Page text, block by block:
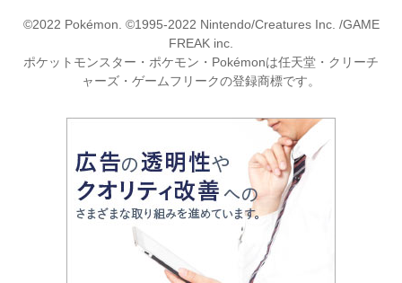
©2022 Pokémon. ©1995-2022 Nintendo/Creatures Inc. /GAME
FREAK inc.
ポケットモンスター・ポケモン・Pokémonは任天堂・クリーチ
ャーズ・ゲームフリークの登録商標です。